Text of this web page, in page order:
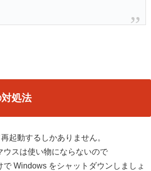
処法
起動するしかありません。
ウスは使い物にならないので
で Windows をシャットダウンしましょ